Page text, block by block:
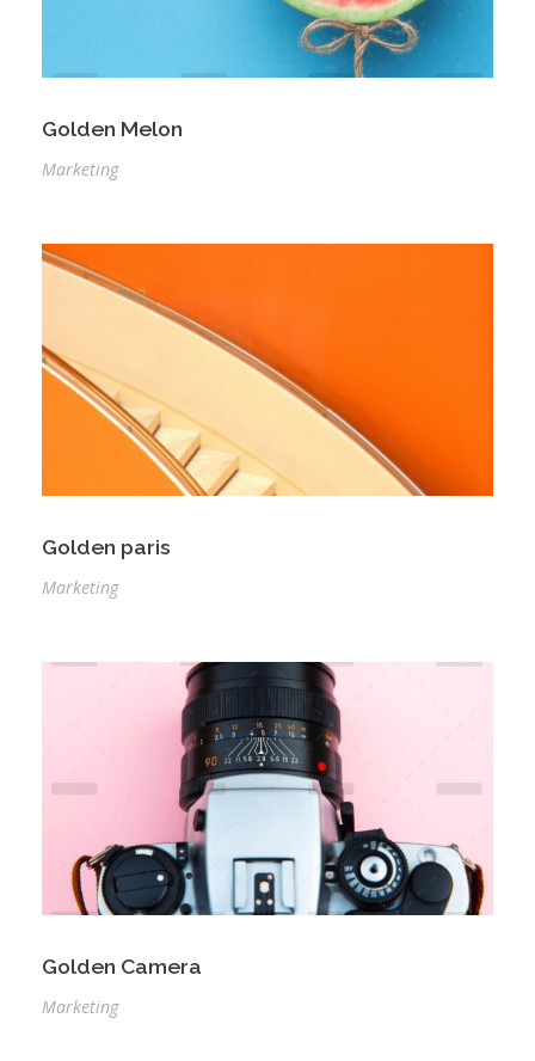
Golden Melon
Marketing
Golden paris
Marketing
Golden Camera
Marketing